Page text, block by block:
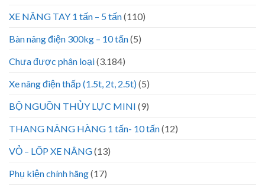
XE NÂNG TAY 1 tấn – 5 tấn(110)
Bàn nâng điện 300kg – 10 tấn(5)
Chưa được phân loại(3.184)
Xe nâng điện thấp (1.5t, 2t, 2.5t)(5)
BỘ NGUỒN THỦY LỰC MINI (9)
THANG NÂNG HÀNG 1 tấn- 10 tấn(12)
VỎ – LỐP XE NÂNG(13)
Phụ kiện chính hãng(17)